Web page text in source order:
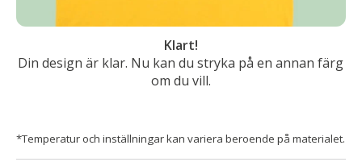
Klart!
Din design är klar. Nu kan du stryka på en annan färg
om du vill.
*Temperatur och inställningar kan variera beroende på materialet.